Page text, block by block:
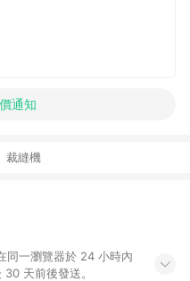
通知
裁縫機
同一瀏覽器於 24 小時內
天前後發送。